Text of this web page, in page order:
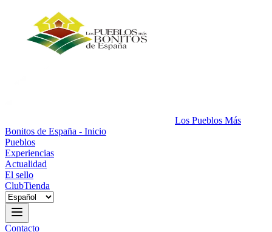
Los Pueblos Más
Bonitos de España - Inicio
Pueblos
Experiencias
Actualidad
El sello
ClubTienda
Contacto